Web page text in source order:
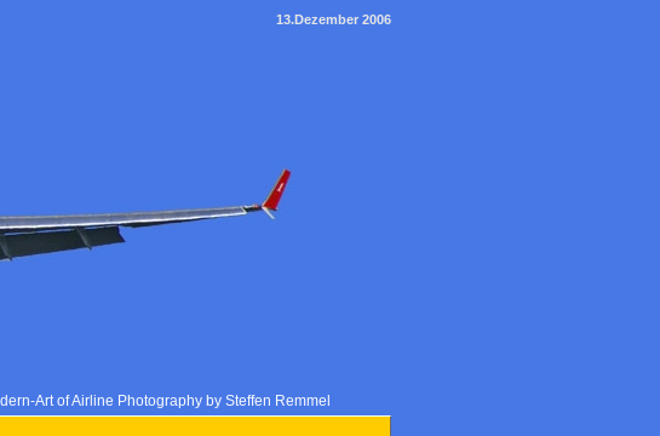
13.Dezember 2006
Art of Airline Photography by Steffen Remmel